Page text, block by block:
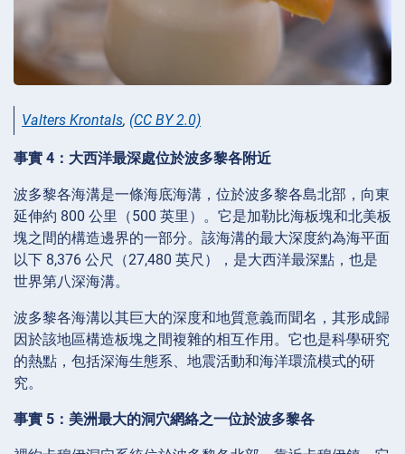
Valters Krontals, (CC BY 2.0)
事實 4：大西洋最深處位於波多黎各附近
波多黎各海溝是一條海底海溝，位於波多黎各島北部，向東
延伸約 800 公里（500 英里）。它是加勒比海板塊和北美板
塊之間的構造邊界的一部分。該海溝的最大深度約為海平面
以下 8,376 公尺（27,480 英尺），是大西洋最深點，也是
世界第八深海溝。
波多黎各海溝以其巨大的深度和地質意義而聞名，其形成歸
因於該地區構造板塊之間複雜的相互作用。它也是科學研究
的熱點，包括深海生態系、地震活動和海洋環流模式的研
究。
事實 5：美洲最大的洞穴網絡之一位於波多黎各